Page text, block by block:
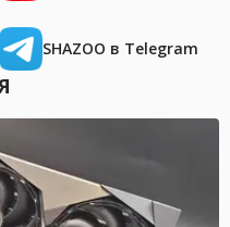
SHAZOO в Telegram